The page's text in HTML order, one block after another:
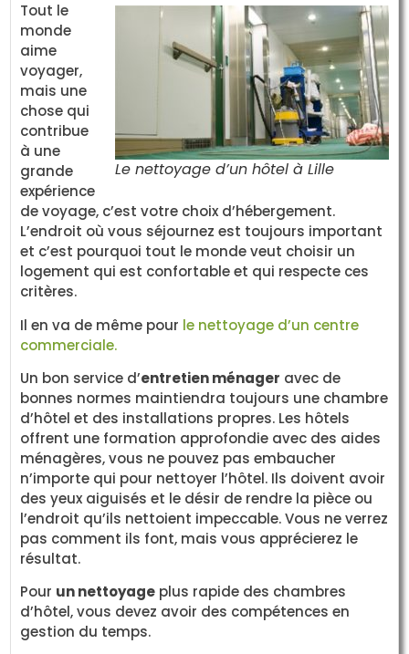
Le nettoyage d’un hôtel à Lille
Tout le
monde
aime
voyager,
mais une
chose qui
contribue
à une
grande
expérience
de voyage, c’est votre choix d’hébergement.
L’endroit où vous séjournez est toujours important
et c’est pourquoi tout le monde veut choisir un
logement qui est confortable et qui respecte ces
critères.
Il en va de même pour le nettoyage d’un centre
commerciale.
Un bon service d’entretien ménager avec de
bonnes normes maintiendra toujours une chambre
d’hôtel et des installations propres. Les hôtels
offrent une formation approfondie avec des aides
ménagères, vous ne pouvez pas embaucher
n’importe qui pour nettoyer l’hôtel. Ils doivent avoir
des yeux aiguisés et le désir de rendre la pièce ou
l’endroit qu’ils nettoient impeccable. Vous ne verrez
pas comment ils font, mais vous apprécierez le
résultat.
Pour un nettoyage plus rapide des chambres
d’hôtel, vous devez avoir des compétences en
gestion du temps.